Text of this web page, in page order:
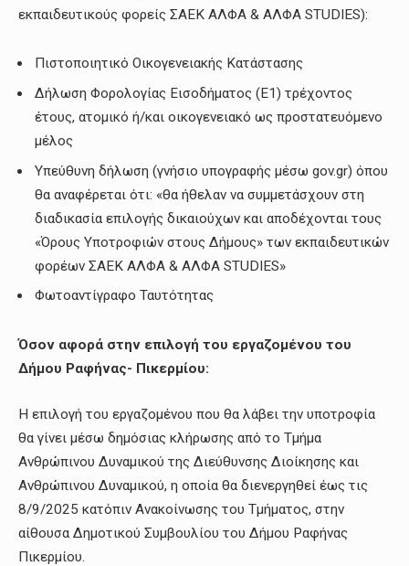
εκπαιδευτικούς φορείς ΣΑΕΚ ΑΛΦΑ & ΑΛΦΑ STUDIES):
Πιστοποιητικό Οικογενειακής Κατάστασης
Δήλωση Φορολογίας Εισοδήματος (Ε1) τρέχοντος
έτους, ατομικό ή/και οικογενειακό ως προστατευόμενο
μέλος
Υπεύθυνη δήλωση (γνήσιο υπογραφής μέσω gov.gr) όπου
θα αναφέρεται ότι: «θα ήθελαν να συμμετάσχουν στη
διαδικασία επιλογής δικαιούχων και αποδέχονται τους
«Όρους Υποτροφιών στους Δήμους» των εκπαιδευτικών
φορέων ΣΑΕΚ ΑΛΦΑ & ΑΛΦΑ STUDIES»
Φωτοαντίγραφο Ταυτότητας
Όσον αφορά στην επιλογή του εργαζομένου του
Δήμου Ραφήνας- Πικερμίου:
Η επιλογή του εργαζομένου που θα λάβει την υποτροφία
θα γίνει μέσω δημόσιας κλήρωσης από το Τμήμα
Ανθρώπινου Δυναμικού της Διεύθυνσης Διοίκησης και
Ανθρώπινου Δυναμικού, η οποία θα διενεργηθεί έως τις
8/9/2025 κατόπιν Ανακοίνωσης του Τμήματος, στην
αίθουσα Δημοτικού Συμβουλίου του Δήμου Ραφήνας
Πικερμίου.